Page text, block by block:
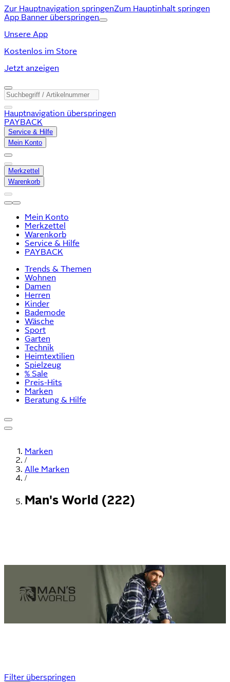
Zur Hauptnavigation springenZum Hauptinhalt springen
App Banner überspringen
Unsere App
Kostenlos im Store
Jetzt anzeigen
Hauptnavigation überspringen
PAYBACK
Service & Hilfe
Mein Konto
Merkzettel
Warenkorb
Mein Konto
Merkzettel
Warenkorb
Service & Hilfe
PAYBACK
Trends & Themen
Wohnen
Damen
Herren
Kinder
Bademode
Wäsche
Sport
Garten
Technik
Heimtextilien
Spielzeug
% Sale
Preis-Hits
Marken
Beratung & Hilfe
Marken
/
Alle Marken
/
Man's World (222)
Filter überspringen